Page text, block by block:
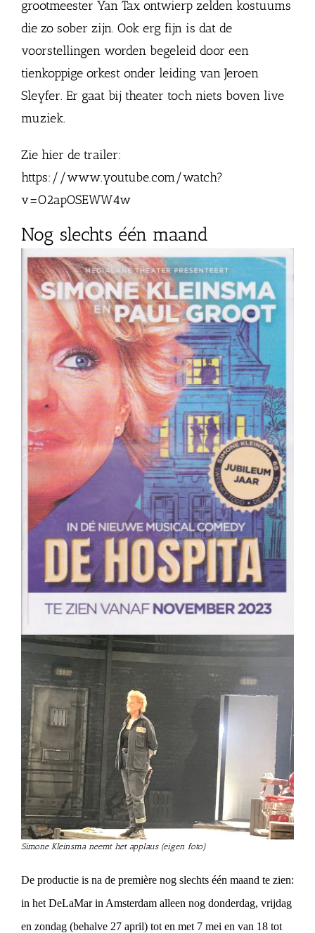
grootmeester Yan Tax ontwierp zelden kostuums
die zo sober zijn. Ook erg fijn is dat de
voorstellingen worden begeleid door een
tienkoppige orkest onder leiding van Jeroen
Sleyfer. Er gaat bij theater toch niets boven live
muziek.
Zie hier de trailer:
https://www.youtube.com/watch?
v=O2apOSEWW4w
Nog slechts één maand
Simone Kleinsma neemt het applaus (eigen foto)
De productie is na de première nog slechts één maand te zien:
in het DeLaMar in Amsterdam alleen nog donderdag, vrijdag
en zondag (behalve 27 april) tot en met 7 mei en van 18 tot